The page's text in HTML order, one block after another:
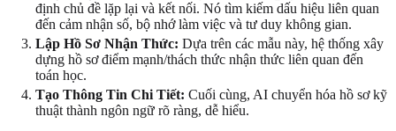
định chủ đề lặp lại và kết nối. Nó tìm kiếm dấu hiệu liên quan
đến cảm nhận số, bộ nhớ làm việc và tư duy không gian.
Lập Hồ Sơ Nhận Thức: Dựa trên các mẫu này, hệ thống xây
dựng hồ sơ điểm mạnh/thách thức nhận thức liên quan đến
toán học.
Tạo Thông Tin Chi Tiết: Cuối cùng, AI chuyển hóa hồ sơ kỹ
thuật thành ngôn ngữ rõ ràng, dễ hiểu.